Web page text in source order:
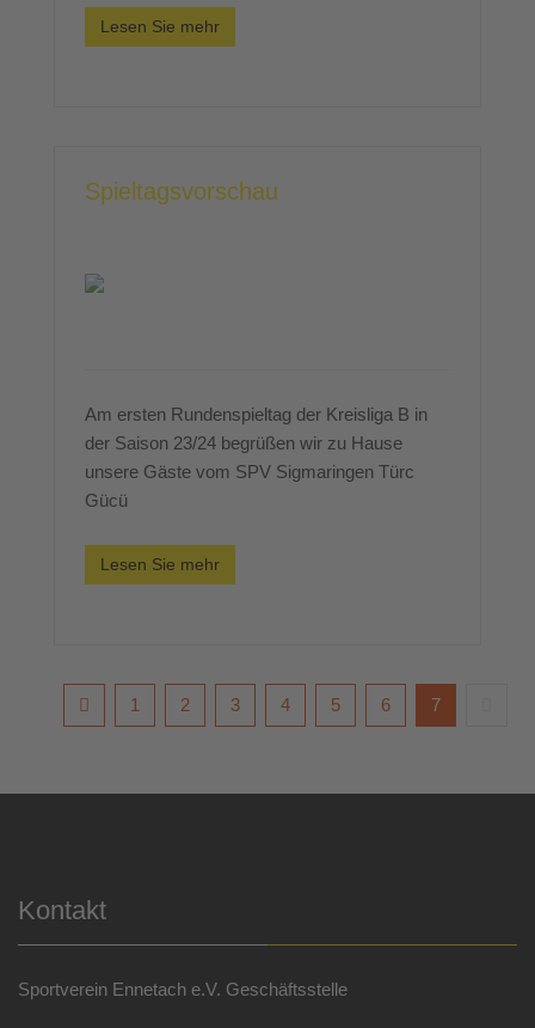
Lesen Sie mehr
Spieltagsvorschau
Am ersten Rundenspieltag der Kreisliga B in
der Saison 23/24 begrüßen wir zu Hause
unsere Gäste vom SPV Sigmaringen Türc
Gücü
Lesen Sie mehr
1 2 3 4 5 6 7
Kontakt
Sportverein Ennetach e.V. Geschäftsstelle